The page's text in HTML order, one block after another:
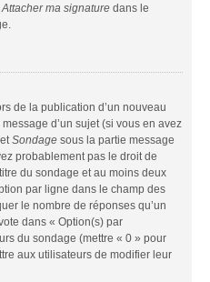
Attacher ma signature dans le
de la publication d’un nouveau
d’un sujet (si vous en avez
Sondage sous la partie message
probablement pas le droit de
du sondage et au moins deux
par ligne dans le champ des
le nombre de réponses qu’un
dans « Option(s) par
du sondage (mettre « 0 » pour
aux utilisateurs de modifier leur